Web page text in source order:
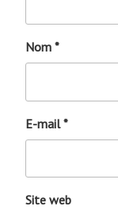
Nom *
E-mail*
Site web